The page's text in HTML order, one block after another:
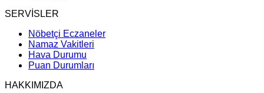
SERVİSLER
Nöbetçi Eczaneler
Namaz Vakitleri
Hava Durumu
Puan Durumları
HAKKIMIZDA